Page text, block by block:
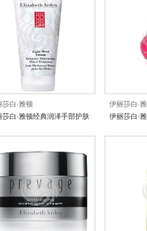
莎白·雅顿
莎白·雅顿经典润泽手部护肤
伊丽莎白·
伊丽莎白·